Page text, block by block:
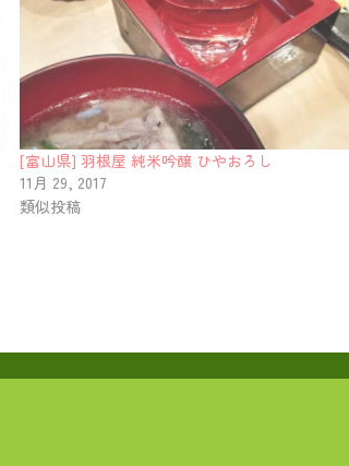
[富山県] 羽根屋 純米吟醸 ひやおろし
11月 29, 2017
類似投稿